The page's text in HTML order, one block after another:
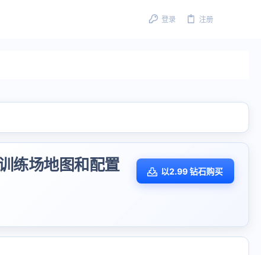
登录 注册
练场地图和配置
以2.99 钻石购买